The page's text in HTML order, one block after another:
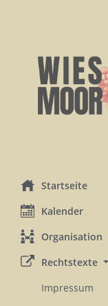
Startseite
Kalender
Organisation
Rechtstexte
Impressum